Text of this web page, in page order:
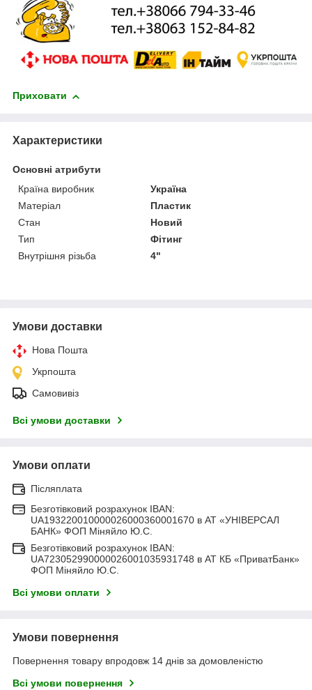
Приховати
Характеристики
Основні атрибути
Країна виробник
Україна
Матеріал
Пластик
Стан
Новий
Тип
Фітинг
Внутрішня різьба
4"
Умови доставки
Нова Пошта
Укрпошта
Самовивіз
Всі умови доставки
Умови оплати
Післяплата
Безготівковий розрахунок IBAN:
UA193220010000026000360001670 в АТ «УНІВЕРСАЛ
БАНК» ФОП Міняйло Ю.С.
Безготівковий розрахунок IBAN:
UA723052990000026001035931748 в АТ КБ «ПриватБанк»
ФОП Міняйло Ю.С.
Всі умови оплати
Умови повернення
Повернення товару впродовж 14 днів за домовленістю
Всі умови повернення